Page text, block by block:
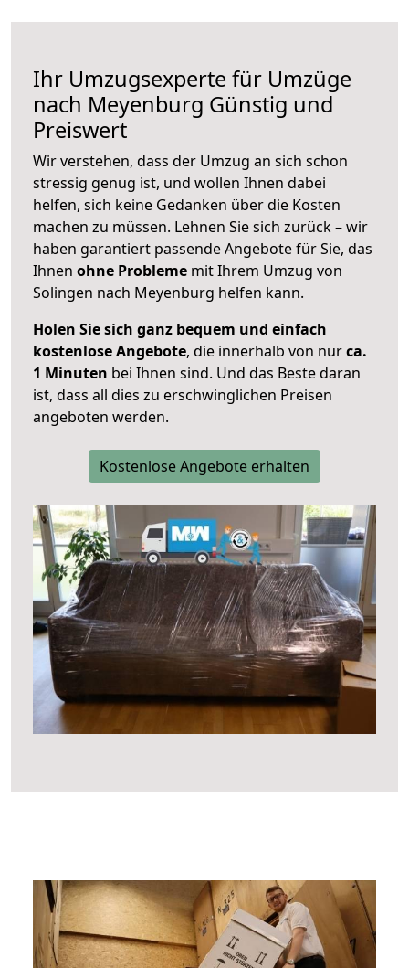
Ihr Umzugsexperte für Umzüge
nach Meyenburg Günstig und
Preiswert
Wir verstehen, dass der Umzug an sich schon
stressig genug ist, und wollen Ihnen dabei
helfen, sich keine Gedanken über die Kosten
machen zu müssen. Lehnen Sie sich zurück – wir
haben garantiert passende Angebote für Sie, das
Ihnen ohne Probleme mit Ihrem Umzug von
Solingen nach Meyenburg helfen kann.
Holen Sie sich ganz bequem und einfach
kostenlose Angebote, die innerhalb von nurca.
1 Minuten bei Ihnen sind. Und das Beste daran
ist, dass all dies zu erschwinglichen Preisen
angeboten werden.
Kostenlose Angebote erhalten